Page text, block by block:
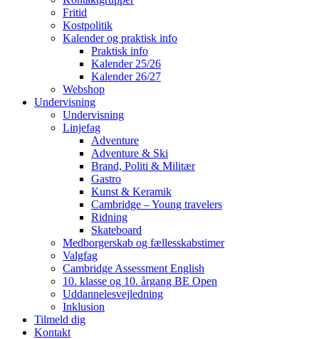
Fritid
Kostpolitik
Kalender og praktisk info
Praktisk info
Kalender 25/26
Kalender 26/27
Webshop
Undervisning
Undervisning
Linjefag
Adventure
Adventure & Ski
Brand, Politi & Militær
Gastro
Kunst & Keramik
Cambridge – Young travelers
Ridning
Skateboard
Medborgerskab og fællesskabstimer
Valgfag
Cambridge Assessment English
10. klasse og 10. årgang BE Open
Uddannelesvejledning
Inklusion
Tilmeld dig
Kontakt